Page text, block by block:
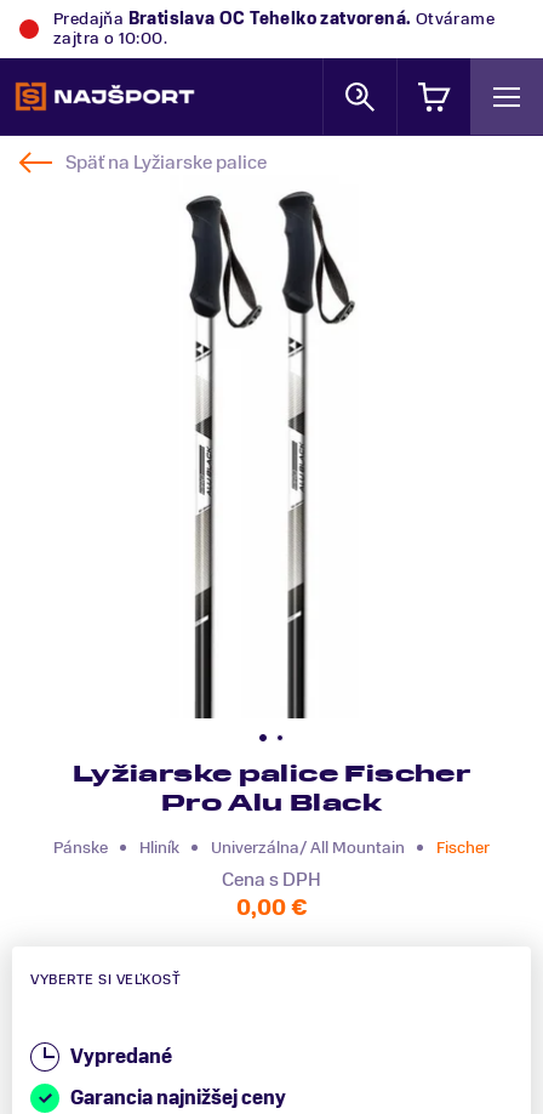
Predajňa Bratislava OC Tehelkozatvorená. Otvárame
zajtra o 10:00.
Späť na Lyžiarske palice
Lyžiarske palice Fischer
Pro Alu Black
Pánske Hliník Univerzálna/ All Mountain Fischer
Cena s DPH
0,00 €
VYBERTE SI VEĽKOSŤ
Vypredané
Garancia najnižšej ceny